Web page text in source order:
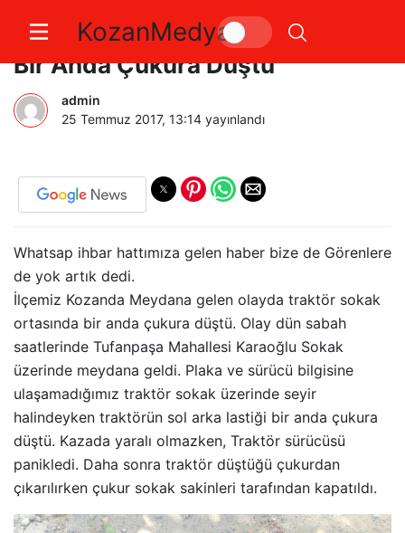
KozanMedya
Kozanda Sokak Çöktü Traktör
Bir Anda Çukura Düştü
admin
25 Temmuz 2017, 13:14 yayınlandı
Whatsap ihbar hattımıza gelen haber bize de Görenlere
de yok artık dedi.
İlçemiz Kozanda Meydana gelen olayda traktör sokak
ortasında bir anda çukura düştü. Olay dün sabah
saatlerinde Tufanpaşa Mahallesi Karaoğlu Sokak
üzerinde meydana geldi. Plaka ve sürücü bilgisine
ulaşamadığımız traktör sokak üzerinde seyir
halindeyken traktörün sol arka lastiği bir anda çukura
düştü. Kazada yaralı olmazken, Traktör sürücüsü
panikledi. Daha sonra traktör düştüğü çukurdan
çıkarılırken çukur sokak sakinleri tarafından kapatıldı.